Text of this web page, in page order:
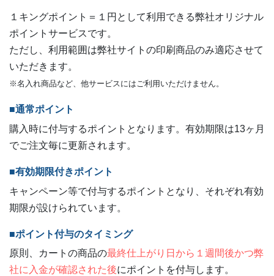
１キングポイント＝１円として利用できる弊社オリジナル
ポイントサービスです。
ただし、利用範囲は弊社サイトの印刷商品のみ適応させて
いただきます。
※名入れ商品など、他サービスにはご利用いただけません。
■通常ポイント
購入時に付与するポイントとなります。有効期限は13ヶ月
でご注文毎に更新されます。
■有効期限付きポイント
キャンペーン等で付与するポイントとなり、それぞれ有効
期限が設けられています。
■ポイント付与のタイミング
原則、カートの商品の最終仕上がり日から１週間後かつ弊
社に入金が確認された後にポイントを付与します。